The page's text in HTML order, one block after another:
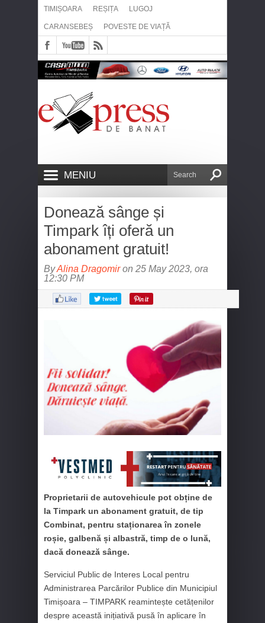
TIMIȘOARA REȘIȚA LUGOJ
CARANSEBEȘ POVESTE DE VIAȚĂ
MENIU
Donează sânge și
Timpark îți oferă un
abonament gratuit!
ByAlina Dragomiron 25 May 2023, ora
12:30 PM
Proprietarii de autovehicule pot obține de
la Timpark un abonament gratuit, de tip
Combinat, pentru staționarea în zonele
roșie, galbenă și albastră, timp de o lună,
dacă donează sânge.
Serviciul Public de Interes Local pentru
Administrarea Parcărilor Publice din Municipiul
Timișoara – TIMPARK reamintește cetățenilor
despre această inițiativă pusă în aplicare în